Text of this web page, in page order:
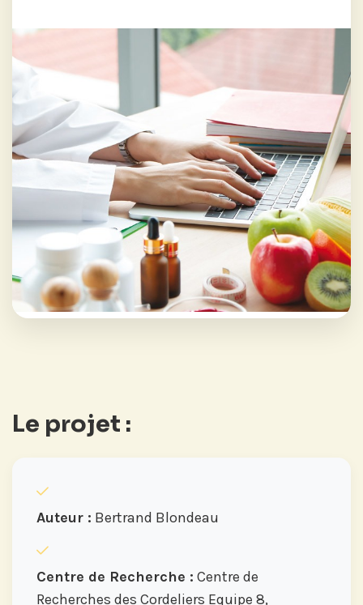
Le projet :
Auteur : Bertrand Blondeau
Centre de Recherche : Centre de
Recherches des Cordeliers Equipe 8,